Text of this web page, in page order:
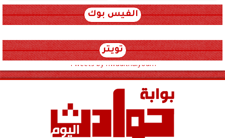
الفيس بوك
تويتر
Tweets by hwadithalyoum